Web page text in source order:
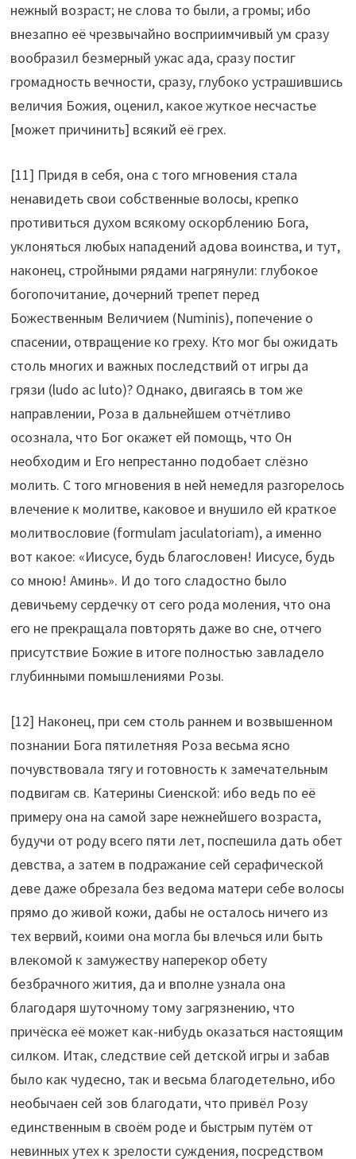
нежный возраст; не слова то были, а громы; ибо
внезапно её чрезвычайно восприимчивый ум сразу
вообразил безмерный ужас ада, сразу постиг
громадность вечности, сразу, глубоко устрашившись
величия Божия, оценил, какое жуткое несчастье
[может причинить] всякий её грех.
[11] Придя в себя, она с того мгновения стала
ненавидеть свои собственные волосы, крепко
противиться духом всякому оскорблению Бога,
уклоняться любых нападений адова воинства, и тут,
наконец, стройными рядами нагрянули: глубокое
богопочитание, дочерний трепет перед
Божественным Величием (Numinis), попечение о
спасении, отвращение ко греху. Кто мог бы ожидать
столь многих и важных последствий от игры да
грязи (ludo ac luto)? Однако, двигаясь в том же
направлении, Роза в дальнейшем отчётливо
осознала, что Бог окажет ей помощь, что Он
необходим и Его непрестанно подобает слёзно
молить. С того мгновения в ней немедля разгорелось
влечение к молитве, каковое и внушило ей краткое
молитвословие (formulam jaculatoriam), а именно
вот какое: «Иисусе, будь благословен! Иисусе, будь
со мною! Аминь». И до того сладостно было
девичьему сердечку от сего рода моления, что она
его не прекращала повторять даже во сне, отчего
присутствие Божие в итоге полностью завладело
глубинными помышлениями Розы.
[12] Наконец, при сем столь раннем и возвышенном
познании Бога пятилетняя Роза весьма ясно
почувствовала тягу и готовность к замечательным
подвигам св. Катерины Сиенской: ибо ведь по её
примеру она на самой заре нежнейшего возраста,
будучи от роду всего пяти лет, поспешила дать обет
девства, а затем в подражание сей серафической
деве даже обрезала без ведома матери себе волосы
прямо до живой кожи, дабы не осталось ничего из
тех вервий, коими она могла бы влечься или быть
влекомой к замужеству наперекор обету
безбрачного жития, да и вполне узнала она
благодаря шуточному тому загрязнению, что
причёска её может как-нибудь оказаться настоящим
силком. Итак, следствие сей детской игры и забав
было как чудесно, так и весьма благодетельно, ибо
необычаен сей зов благодати, что привёл Розу
единственным в своём роде и быстрым путём от
невинных утех к зрелости суждения, посредством